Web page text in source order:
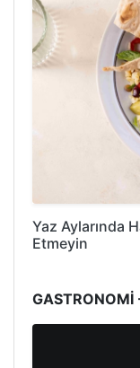
Yaz Aylarında
Etmeyin